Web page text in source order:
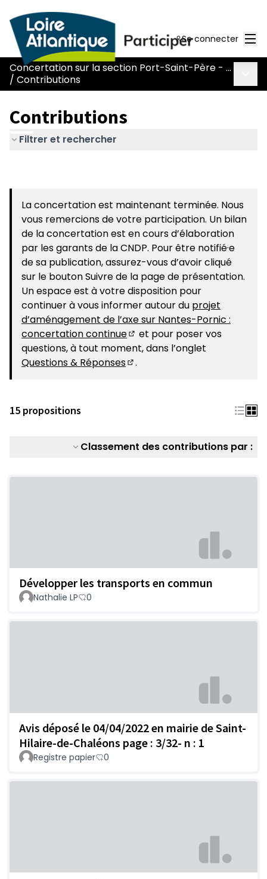
Se connecter
Concertation sur la section Port-Saint-Père - Le Pont Béranger de la route Nantes-Pornic
/ Contributions
Contributions
Filtrer et rechercher
La concertation est maintenant terminée. Nous
vous remercions de votre participation. Un bilan
de la concertation est en cours d’élaboration
par les garants de la CNDP. Pour être notifié·e
de sa publication, assurez-vous d’avoir cliqué
sur le bouton Suivre de la page de présentation.
Un espace est à votre disposition pour
continuer à vous informer autour du projet
d’aménagement de l’axe sur Nantes-Pornic :
concertation continue
(S'ouvre dans un nouvel
et pour poser vos
questions, à tout moment, dans l’onglet
Questions & Réponses
.
15 propositions
Classement des contributions par :
Développer les transports en commun
Nathalie LP 0
Avis déposé le 04/04/2022 en mairie de Saint-
Hilaire-de-Chaléons page : 3/32- n : 1
Registre papier 0